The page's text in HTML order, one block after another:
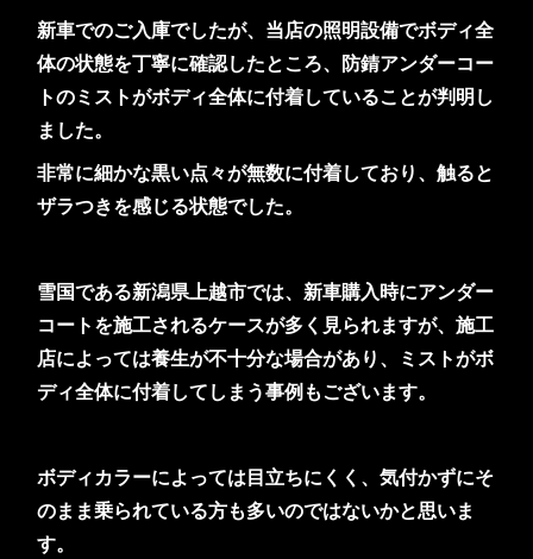
新車でのご入庫でしたが、当店の照明設備でボディ全
体の状態を丁寧に確認したところ、防錆アンダーコー
トのミストがボディ全体に付着していることが判明し
ました。
非常に細かな黒い点々が無数に付着しており、触ると
ザラつきを感じる状態でした。
雪国である新潟県上越市では、新車購入時にアンダー
コートを施工されるケースが多く見られますが、施工
店によっては養生が不十分な場合があり、ミストがボ
ディ全体に付着してしまう事例もございます。
ボディカラーによっては目立ちにくく、気付かずにそ
のまま乗られている方も多いのではないかと思いま
す。